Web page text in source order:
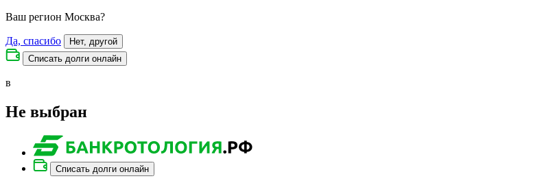
Ваш регион Москва?
Да, спасибо
Нет, другой
Списать долги онлайн
в
Не выбран
Списать долги онлайн